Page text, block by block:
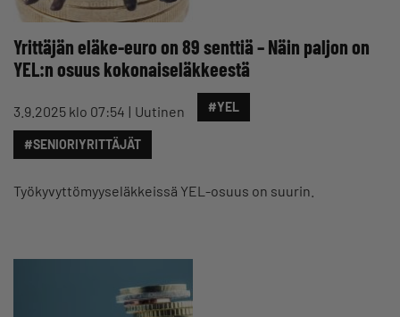
Yrittäjän eläke-euro on 89 senttiä – Näin paljon on
YEL:n osuus kokonaiseläkkeestä
3.9.2025 klo 07:54 Uutinen #YEL
#SENIORIYRITTÄJÄT
Työkyvyttömyyseläkkeissä YEL-osuus on suurin.